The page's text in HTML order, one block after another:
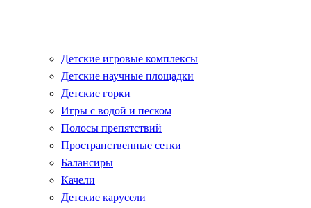
Детские игровые комплексы
Детские научные площадки
Детские горки
Игры с водой и песком
Полосы препятствий
Пространственные сетки
Балансиры
Качели
Детские карусели